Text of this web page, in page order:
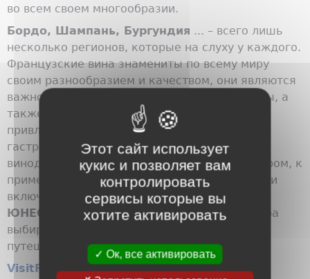
во всем своем многообразии.
Бордо, Шампань, Бургундия ... – всего лишь
несколько регионов, которые на слуху у каждого.
Французские вина знамениты по всему миру
своим разнообразием и качеством, они являются
важной частью культурного наследия страны, а
также одним из главных факторов
привлекательности Франции (наравне с
гастрономией), отражая многообразие
винодельческих областей и пейзажей. Недаром, к
примеру, виноградники Шампани и Бургундии
включены в список Всемирного наследия
ЮНЕСКО
. Все больше туристов со всего мира
выбирают энотуризм тематикой своего
путешествия по Франции.
VisitFrenchWine.comпредставляет собой
Этот сайт использует
кукис и позволяет вам
контролировать
сервисы которые вы
хотите активировать
Ок, все активировать